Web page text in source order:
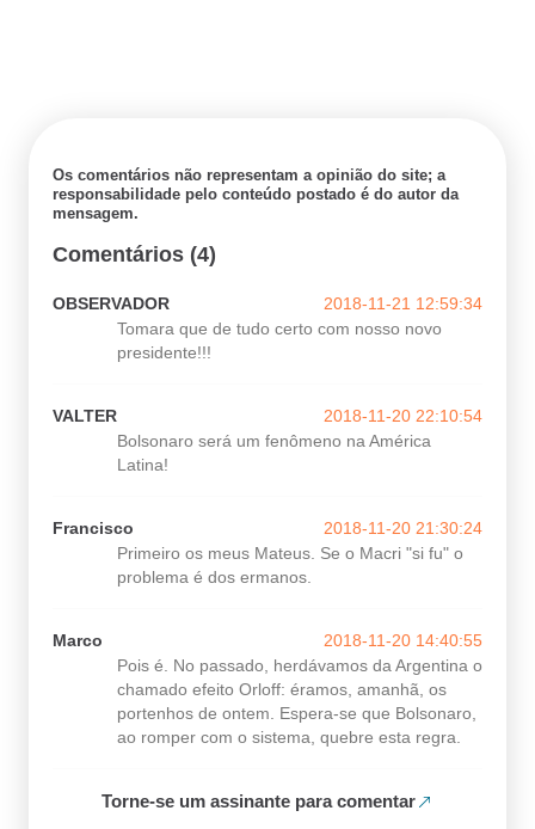
Os comentários não representam a opinião do site; a
responsabilidade pelo conteúdo postado é do autor da
mensagem.
Comentários (4)
OBSERVADOR
2018-11-21 12:59:34
Tomara que de tudo certo com nosso novo
presidente!!!
VALTER
2018-11-20 22:10:54
Bolsonaro será um fenômeno na América
Latina!
Francisco
2018-11-20 21:30:24
Primeiro os meus Mateus. Se o Macri "si fu" o
problema é dos ermanos.
Marco
2018-11-20 14:40:55
Pois é. No passado, herdávamos da Argentina o
chamado efeito Orloff: éramos, amanhã, os
portenhos de ontem. Espera-se que Bolsonaro,
ao romper com o sistema, quebre esta regra.
Torne-se um assinante para comentar